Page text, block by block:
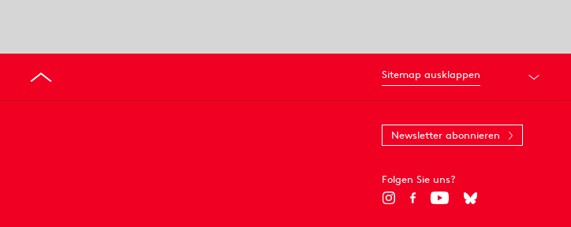
Sitemap ausklappen
Newsletter abonnieren
Folgen Sie uns?